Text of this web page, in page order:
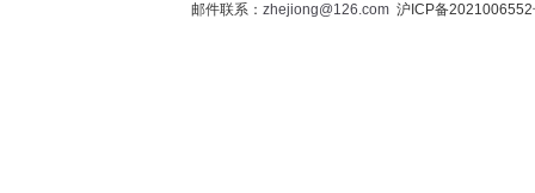
邮件联系： zhejiong@126.com沪ICP备